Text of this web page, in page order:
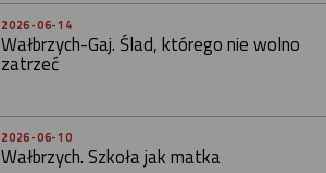
2026-06-14
Wałbrzych-Gaj. Ślad, którego nie wolno
zatrzeć
2026-06-10
Wałbrzych. Szkoła jak matka